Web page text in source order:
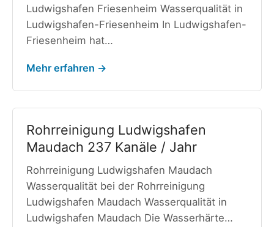
Ludwigshafen Friesenheim Wasserqualität in
Ludwigshafen-Friesenheim In Ludwigshafen-
Friesenheim hat…
Mehr erfahren →
Rohrreinigung Ludwigshafen
Maudach 237 Kanäle / Jahr
Rohrreinigung Ludwigshafen Maudach
Wasserqualität bei der Rohrreinigung
Ludwigshafen Maudach Wasserqualität in
Ludwigshafen Maudach Die Wasserhärte…